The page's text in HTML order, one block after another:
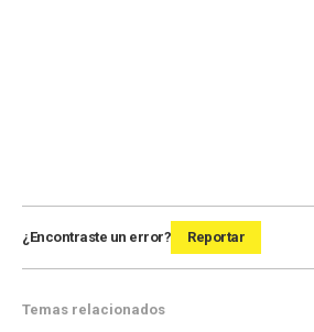
¿Encontraste un error? Reportar
Temas relacionados